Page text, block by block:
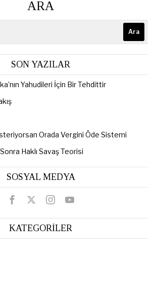
ARA
Ara
SON YAZILAR
Yahudileri İçin Bir Tehdittir
Orada Vergini Öde Sistemi
Haklı Savaş Teorisi
SOSYAL MEDYA
KATEGORİLER